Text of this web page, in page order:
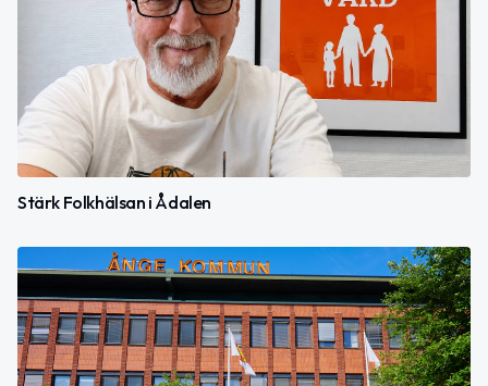
Stärk Folkhälsan i Ådalen